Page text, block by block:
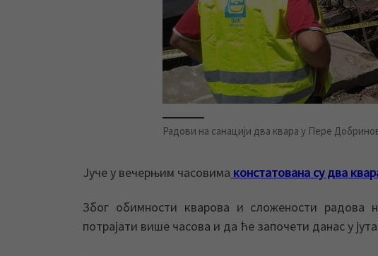
Радови на санацији два квара у Пере
Јуче у вечерњим часовима констатована су два
Због обимности кварова и сложености радова
потрајати више часова и да ће започети данас у